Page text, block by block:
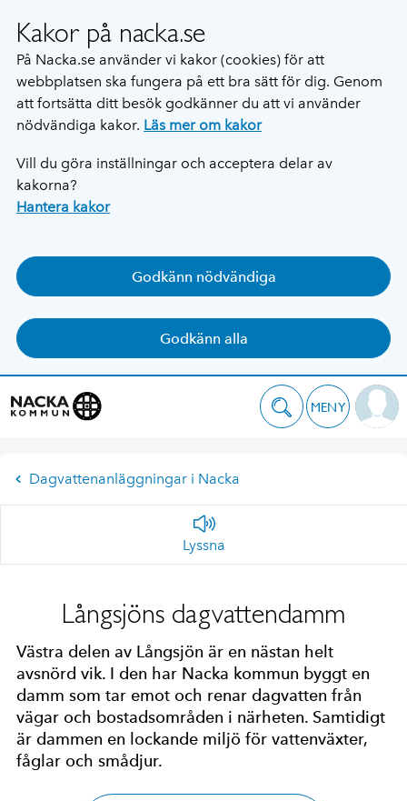
Kakor på nacka.se
På Nacka.se använder vi kakor (cookies) för att
webbplatsen ska fungera på ett bra sätt för dig. Genom
att fortsätta ditt besök godkänner du att vi använder
nödvändiga kakor. Läs mer om kakor
Vill du göra inställningar och acceptera delar av
kakorna?
Hantera kakor
Godkänn nödvändiga
Godkänn alla
MENY
Dagvattenanläggningar i Nacka
Lyssna
Långsjöns dagvattendamm
Västra delen av Långsjön är en nästan helt
avsnörd vik. I den har Nacka kommun byggt en
damm som tar emot och renar dagvatten från
vägar och bostadsområden i närheten. Samtidigt
är dammen en lockande miljö för vattenväxter,
fåglar och smådjur.